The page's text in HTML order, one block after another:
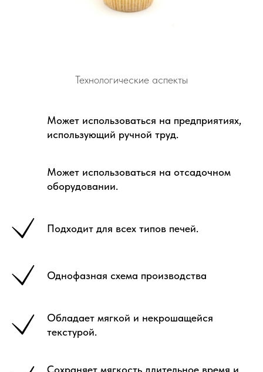
Технологические аспекты
Может использоваться на предприятиях,
использующий ручной труд.
Может использоваться на отсадочном
оборудовании.
Подходит для всех типов печей.
Однофазная схема производства
Обладает мягкой и некрошащейся
текстурой.
Сохраняет мягкость длительное время и